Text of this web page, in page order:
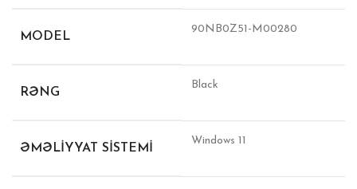
MODEL
90NB0Z51-M00280
RƏNG
Black
ƏMƏLIYYAT SISTEMI
Windows 11